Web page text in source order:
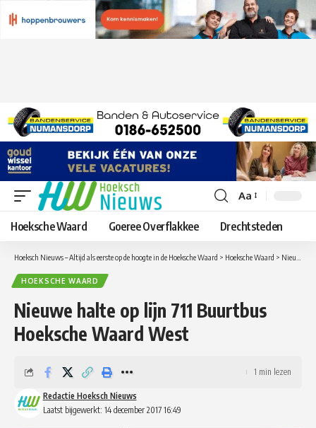
Lettergrootte
aanpassen
Aa
Hoeksche Waard Goeree Overflakkee Drechtsteden
Hoeksch Nieuws – Altijd als eerste op de hoogte in de Hoeksche Waard > Hoeksche Waard > Nieuwe halte op lijn 711 Buurtbus Hoeksche Waard West
HOEKSCHE WAARD
Nieuwe halte op lijn 711 Buurtbus
Hoeksche Waard West
Laatst bijgewerkt: 14 december 2017 16:49
Redactie Hoeksch Nieuws
1 min lezen